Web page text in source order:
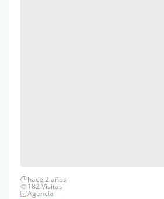
hace 2 años
182 Visitas
Agencia